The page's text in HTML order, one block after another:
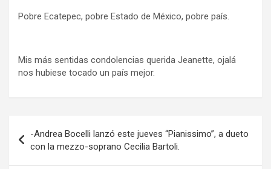
Pobre Ecatepec, pobre Estado de México, pobre país.
Mis más sentidas condolencias querida Jeanette, ojalá
nos hubiese tocado un país mejor.
de
entradas
-Andrea Bocelli lanzó este jueves “Pianissimo”, a dueto
con la mezzo-soprano Cecilia Bartoli.